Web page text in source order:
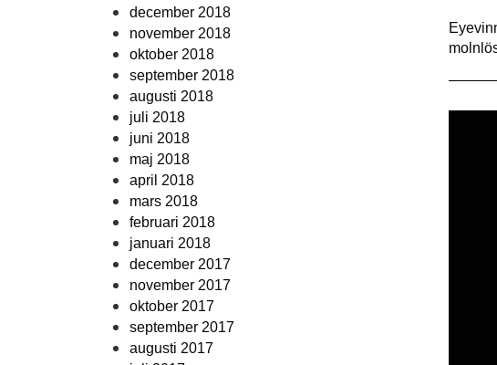
december 2018
november 2018
oktober 2018
september 2018
augusti 2018
juli 2018
juni 2018
maj 2018
april 2018
mars 2018
februari 2018
januari 2018
december 2017
november 2017
oktober 2017
september 2017
augusti 2017